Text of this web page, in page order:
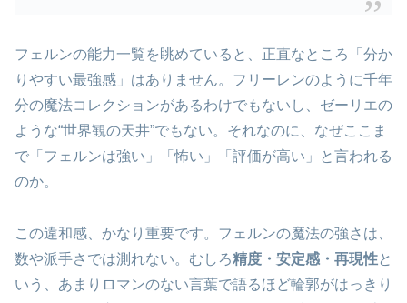
フェルンの能力一覧を眺めていると、正直なところ「分か
りやすい最強感」はありません。フリーレンのように千年
分の魔法コレクションがあるわけでもないし、ゼーリエの
ような“世界観の天井”でもない。それなのに、なぜここま
で「フェルンは強い」「怖い」「評価が高い」と言われる
のか。
この違和感、かなり重要です。フェルンの魔法の強さは、
数や派手さでは測れない。むしろ精度・安定感・再現性と
いう、あまりロマンのない言葉で語るほど輪郭がはっきり